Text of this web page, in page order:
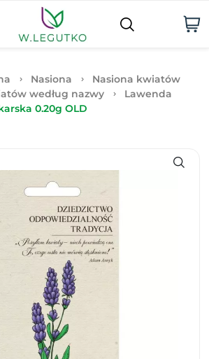
Nasiona
Nasiona kwiatów
według nazwy
Lawenda
0.20g OLD